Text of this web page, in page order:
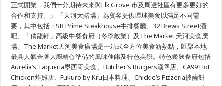
周
末
正式開業，我們十分期待未來與Elk Grove 市及周邊社區有更多更好的
合作和支持。」 「天河大賭場」為賓客提供環球美食以滿足不同需
要，其中包括：SR Prime Steakhouse牛排餐廳、32 Brews Street酒
吧、「俏龍軒」高級中餐食府（冬季啟業）及The Market 天河美食廣
場。The Market天河美食廣場是一站式全方位美食新熱點，匯聚本地
最具人氣金牌大廚精心準備的風味佳餚及特色美饌。特色餐飲食府包括
Aurelia’s Taqueria墨西哥美食、Butcher’s Burgers漢堡店、CA99 Hot
Chicken炸雞店、Fukuro by Kru日本料理、Chickie’s Pizzeria披薩餅